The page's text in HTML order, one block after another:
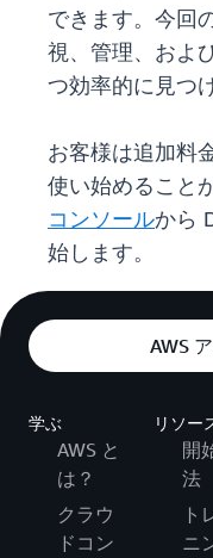
できます。今回
視、管理、およ
つ効率的に見つ
お客様は追加料
使い始めること
コンソールから
始します。
AWS
学ぶ
AWS と
は？
クラウ
ドコン
リソー
開
法
ト
ニ